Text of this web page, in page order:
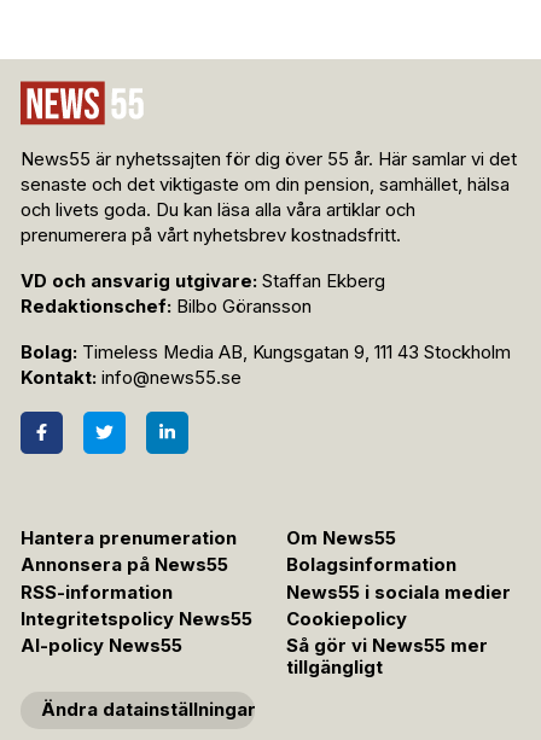
News55 är nyhetssajten för dig över 55 år. Här samlar vi det
senaste och det viktigaste om din pension, samhället, hälsa
och livets goda. Du kan läsa alla våra artiklar och
prenumerera på vårt nyhetsbrev kostnadsfritt.
VD och ansvarig utgivare: Staffan Ekberg
Redaktionschef: Bilbo Göransson
Bolag: Timeless Media AB, Kungsgatan 9, 111 43 Stockholm
Kontakt: info@news55.se
Hantera prenumeration
Om News55
Annonsera på News55
Bolagsinformation
RSS-information
News55 i sociala medier
Integritetspolicy News55
Cookiepolicy
AI-policy News55
Så gör vi News55 mer
tillgängligt
Ändra datainställningar